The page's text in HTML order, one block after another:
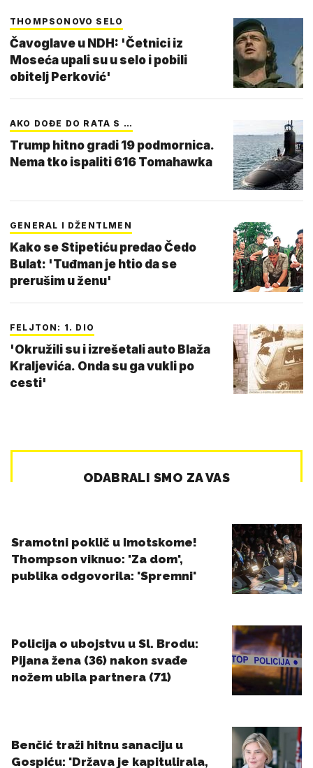
THOMPSONOVO SELO
Čavoglave u NDH: 'Četnici iz
Moseća upali su u selo i pobili
obitelj Perković'
AKO DOĐE DO RATA S …
Trump hitno gradi 19 podmornica.
Nema tko ispaliti 616 Tomahawka
GENERAL I DŽENTLMEN
Kako se Stipetiću predao Čedo
Bulat: 'Tuđman je htio da se
prerušim u ženu'
FELJTON: 1. DIO
'Okružili su i izrešetali auto Blaža
Kraljevića. Onda su ga vukli po
cesti'